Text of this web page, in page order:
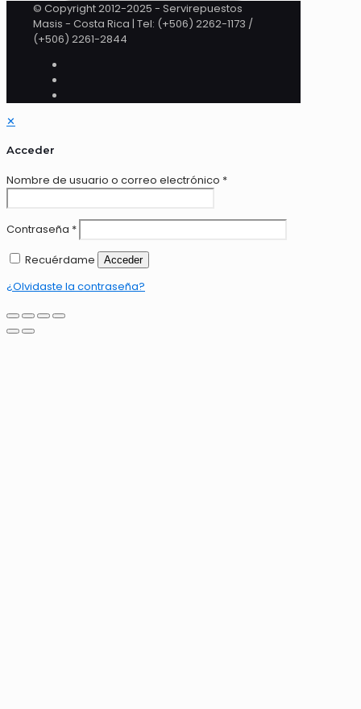
© Copyright 2012-2025 - Servirepuestos
Masis - Costa Rica | Tel: (+506) 2262-1173 /
(+506) 2261-2844
✕
Acceder
Nombre de usuario o correo electrónico *
Contraseña *
Recuérdame
Acceder
¿Olvidaste la contraseña?